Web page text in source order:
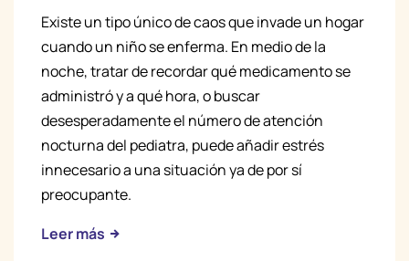
Existe un tipo único de caos que invade un hogar
cuando un niño se enferma. En medio de la
noche, tratar de recordar qué medicamento se
administró y a qué hora, o buscar
desesperadamente el número de atención
nocturna del pediatra, puede añadir estrés
innecesario a una situación ya de por sí
preocupante.
Leer más